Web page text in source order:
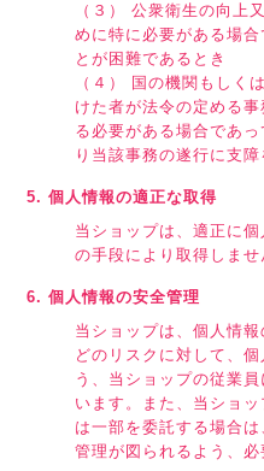
（３） 公衆衛生の向上
めに特に必要がある場
とが困難であるとき
（４） 国の機関もしく
けた者が法令の定める
る必要がある場合であ
り当該事務の遂行に支
5. 個人情報の適正な取得
当ショップは、適正に
の手段により取得しませ
6. 個人情報の安全管理
当ショップは、個人情
どのリスクに対して、
う、当ショップの従業
います。また、当ショ
は一部を委託する場合
管理が図られるよう、必